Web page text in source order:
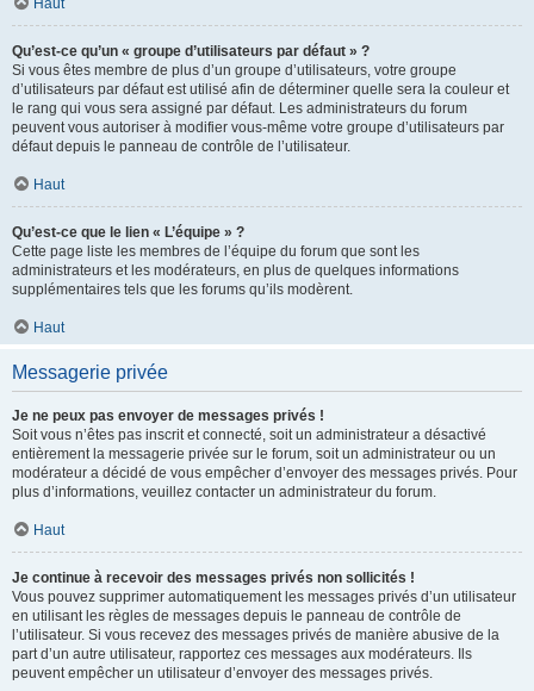
Haut
Qu’est-ce qu’un « groupe d’utilisateurs par défaut » ?
Si vous êtes membre de plus d’un groupe d’utilisateurs, votre groupe
d’utilisateurs par défaut est utilisé afin de déterminer quelle sera la couleur et
le rang qui vous sera assigné par défaut. Les administrateurs du forum
peuvent vous autoriser à modifier vous-même votre groupe d’utilisateurs par
défaut depuis le panneau de contrôle de l’utilisateur.
Haut
Qu’est-ce que le lien « L’équipe » ?
Cette page liste les membres de l’équipe du forum que sont les
administrateurs et les modérateurs, en plus de quelques informations
supplémentaires tels que les forums qu’ils modèrent.
Haut
Messagerie privée
Je ne peux pas envoyer de messages privés !
Soit vous n’êtes pas inscrit et connecté, soit un administrateur a désactivé
entièrement la messagerie privée sur le forum, soit un administrateur ou un
modérateur a décidé de vous empêcher d’envoyer des messages privés. Pour
plus d’informations, veuillez contacter un administrateur du forum.
Haut
Je continue à recevoir des messages privés non sollicités !
Vous pouvez supprimer automatiquement les messages privés d’un utilisateur
en utilisant les règles de messages depuis le panneau de contrôle de
l’utilisateur. Si vous recevez des messages privés de manière abusive de la
part d’un autre utilisateur, rapportez ces messages aux modérateurs. Ils
peuvent empêcher un utilisateur d’envoyer des messages privés.